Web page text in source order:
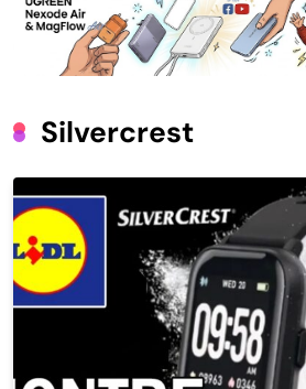
Silvercrest